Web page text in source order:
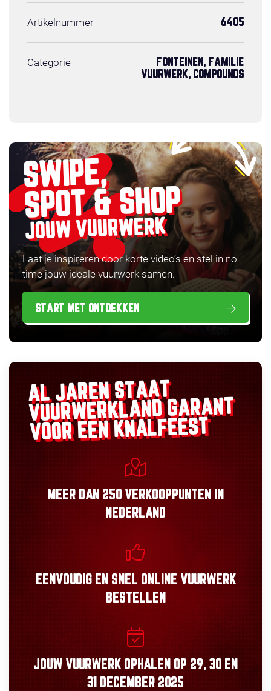
Artikelnummer 6405
Categorie
FONTEINEN, FAMILIE
VUURWERK, COMPOUNDS
SWIPE,
SPOT & SHOP
JOUW VUURWERK
Laat je inspireren door korte video’s en stel in no-
time jouw ideale vuurwerk samen.
START MET ONTDEKKEN
AL JAREN STAAT
VUURWERKLANDGARANT
VOOR EEN KNALFEEST
MEER DAN 250 VERKOOPPUNTEN IN
NEDERLAND
EENVOUDIGEN SNEL ONLINE VUURWERK
BESTELLEN
JOUW VUURWERK OPHALEN OP 29, 30 EN
31 DECEMBER 2025